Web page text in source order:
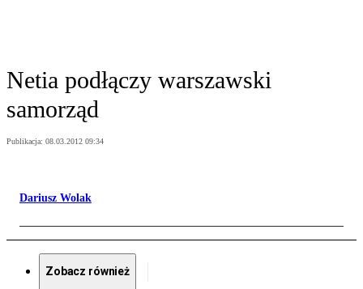
Netia podłączy warszawski
samorząd
Publikacja: 08.03.2012 09:34
Dariusz Wolak
Zobacz również